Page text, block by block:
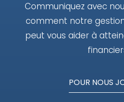
Communiquez avec
comment notre
peut vous aider à
POUR NOUS